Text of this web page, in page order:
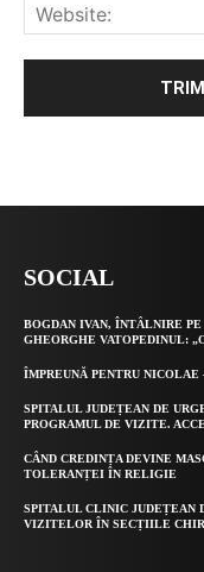
SOCIAL
BOGDAN IVAN, ÎNTÂLNIRE
GHEORGHE VATOPEDINUL:
ÎMPREUNĂ PENTRU
SPITALUL JUDEȚEAN DE
PROGRAMUL DE VIZITE.
CÂND CREDINȚA DEVINE
TOLERANȚEI ÎN RELIGIE
SPITALUL CLINIC JUDEȚEAN
VIZITELOR ÎN SECȚIILE